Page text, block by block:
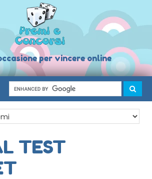
per vincere online
TEST